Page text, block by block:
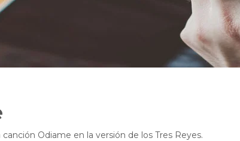
Odiame en la versión de los Tres Reyes.